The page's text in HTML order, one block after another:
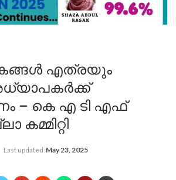
എത്രയും
– കെ എ ടി എഫ്
കമ്മിറ്റി
Last updated May 23, 2025